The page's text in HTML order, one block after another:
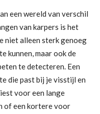
een wereld van verschil
van karpers is het
niet alleen sterk genoeg
kunnen, maar ook de
te detecteren. Een
die past bij je visstijl en
voor een lange
of een kortere voor